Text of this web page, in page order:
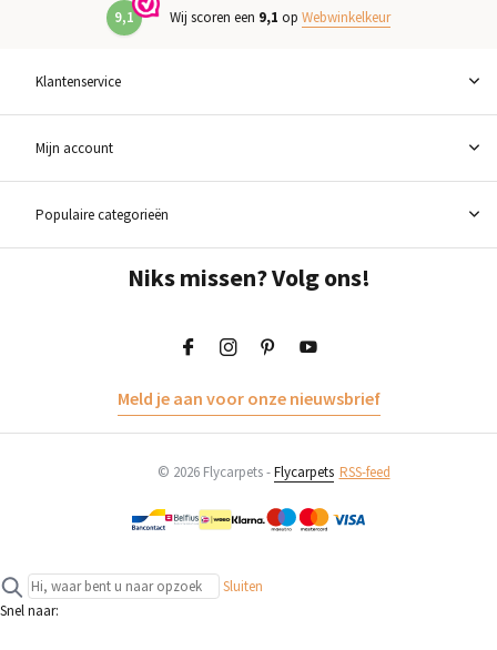
9,1 Wij scoren een 9,1 op Webwinkelkeur
Klantenservice
Mijn account
Populaire categorieën
Niks missen? Volg ons!
Meld je aan voor onze nieuwsbrief
© 2026 Flycarpets -Flycarpets RSS-feed
Sluiten
Snel naar: